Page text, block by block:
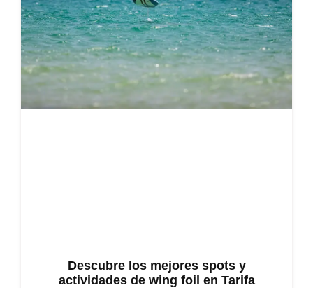
Descubre los mejores spots y
actividades de wing foil en Tarifa